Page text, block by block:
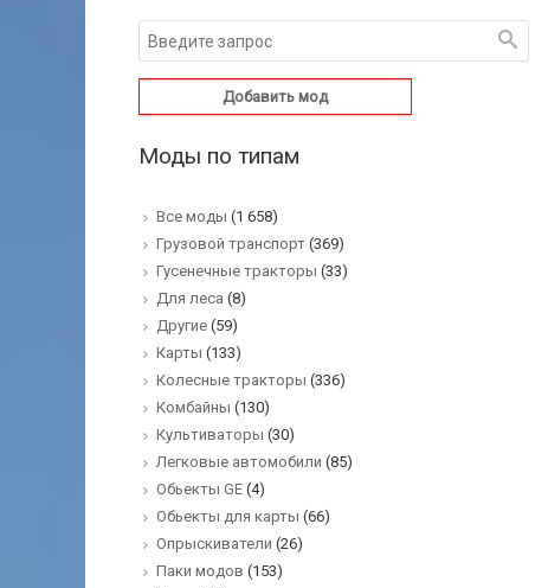
Добавить мод
Моды по типам
Все моды (1 658)
Грузовой транспорт (369)
Гусенечные тракторы (33)
Для леса (8)
Другие (59)
Карты (133)
Колесные тракторы (336)
Комбайны (130)
Культиваторы (30)
Легковые автомобили (85)
Обьекты GE (4)
Обьекты для карты (66)
Опрыскиватели (26)
Паки модов (153)